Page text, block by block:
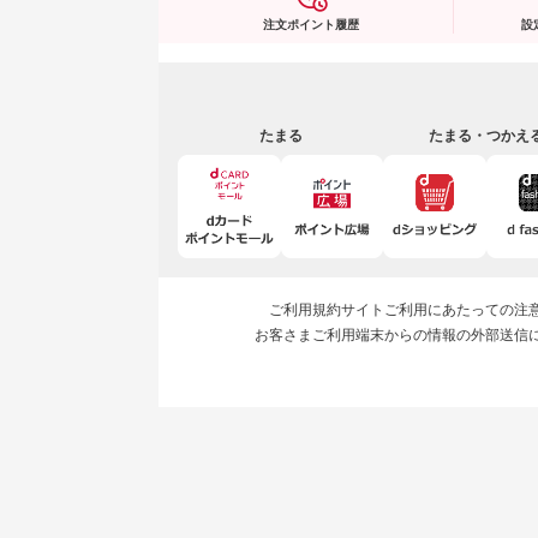
注文ポイント履歴 設
たまる たまる・つかえ
ご利用規約サイトご利用にあたっての注
お客さまご利用端末からの情報の外部送信